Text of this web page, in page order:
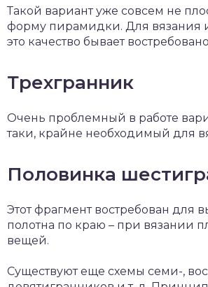
Такой вариант уже совсем не
форму пирамидки. Для вязания
это качество бывает
Трехгранник
Очень проблемный в работе
таки, крайне необходимый для
Половинка
Этот фрагмент востребован для
полотна по краю – при вязании
вещей.
Существуют еще схемы семи-,